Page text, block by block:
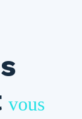
vous